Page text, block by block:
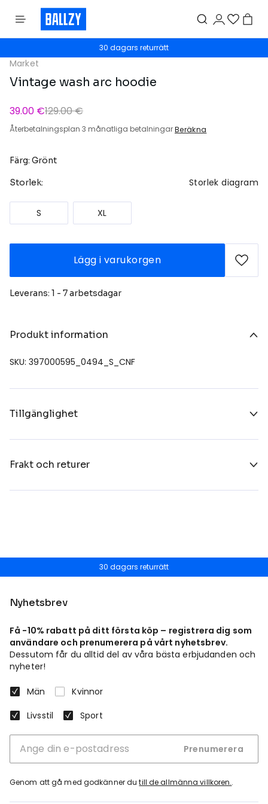
30 dagars returrätt
Market
Vintage wash arc hoodie
39.00 €129.00 €
Återbetalningsplan 3 månatliga betalningarBeräkna
Färg: Grönt
Storlek: Storlek diagram
S XL
Lägg i varukorgen
Leverans: 1 - 7 arbetsdagar
Produkt information
SKU: 397000595_0494_S_CNF
Tillgänglighet
Frakt och returer
30 dagars returrätt
Nyhetsbrev
Få -10% rabatt på ditt första köp – registrera dig som
användare och prenumerera på vårt nyhetsbrev.
Dessutom får du alltid del av våra bästa erbjudanden och
nyheter!
Män
Kvinnor
Livsstil
Sport
Prenumerera
Genom att gå med godkänner dutill de allmänna villkoren..